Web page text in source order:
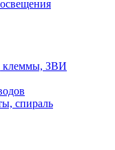
клеммы, ЗВИ
спираль